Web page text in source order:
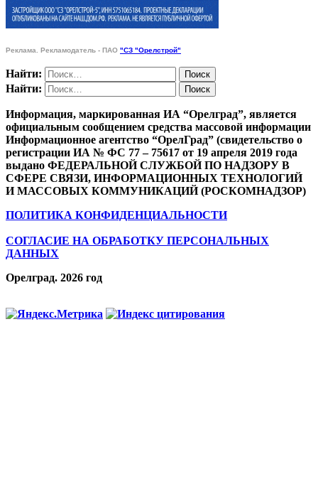
Реклама. Рекламодатель - ПАО "СЗ "Орелстрой"
Найти:
Найти:
Информация, маркированная ИА “Орелград”, является
официальным сообщением средства массовой информации
Информационное агентство “ОрелГрад” (свидетельство о
регистрации ИА № ФС 77 – 75617 от 19 апреля 2019 года
выдано ФЕДЕРАЛЬНОЙ СЛУЖБОЙ ПО НАДЗОРУ В
СФЕРЕ СВЯЗИ, ИНФОРМАЦИОННЫХ ТЕХНОЛОГИЙ
И МАССОВЫХ КОММУНИКАЦИЙ (РОСКОМНАДЗОР)
ПОЛИТИКА КОНФИДЕНЦИАЛЬНОСТИ
СОГЛАСИЕ НА ОБРАБОТКУ ПЕРСОНАЛЬНЫХ
ДАННЫХ
Орелград. 2026 год